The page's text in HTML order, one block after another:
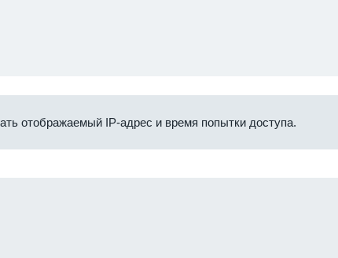
отображаемый IP-адрес и время попытки доступа.